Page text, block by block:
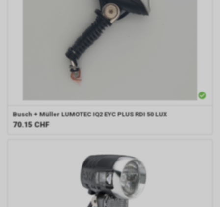
Busch + Müller LUMOTEC IQ2 EYC PLUS RDI 50 LUX
70.15 CHF